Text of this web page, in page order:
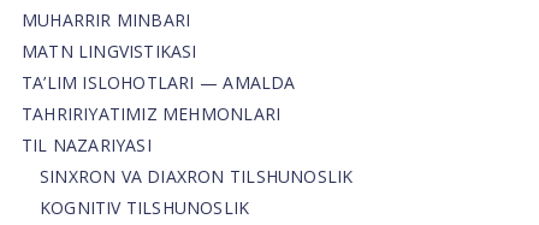
MUHARRIR MINBARI
MATN LINGVISTIKASI
TA’LIM ISLOHOTLARI — AMALDA
TAHRIRIYATIMIZ MEHMONLARI
TIL NAZARIYASI
SINXRON VA DIAXRON TILSHUNOSLIK
KOGNITIV TILSHUNOSLIK